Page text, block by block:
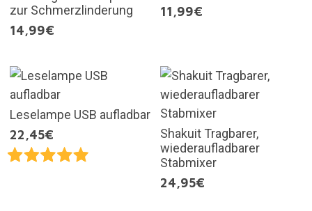
zur Schmerzlinderung
14,99€
11,99€
Leselampe USB aufladbar
22,45€
Shakuit Tragbarer,
wiederaufladbarer
Stabmixer
24,95€